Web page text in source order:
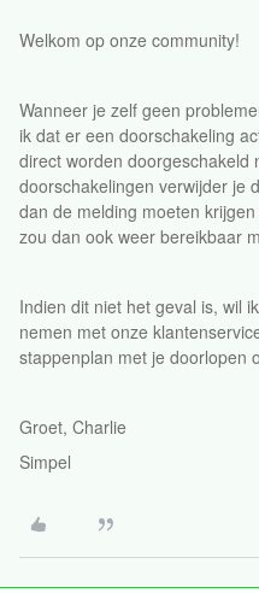
Welkom op onze community!
Wanneer je zelf geen
ik dat er een doorschakeling
direct worden doorgeschakeld
doorschakelingen verwijder je
dan de melding moeten
zou dan ook weer bereikbaar
Indien dit niet het geval is, wil
nemen met onze
stappenplan met je doorlopen
Groet, Charlie
Simpel